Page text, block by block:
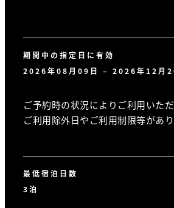
期間中の指定日に有効
2026年08月09日 – 2026年12月
ご予約時の状況によりご利用いた
ご利用除外日やご利用制限等があり
最低宿泊日数
3泊